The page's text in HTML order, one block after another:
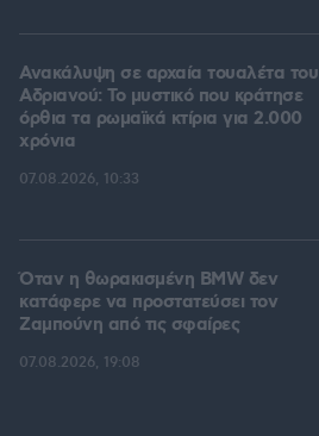
Ανακάλυψη σε αρχαία τουαλέτα του
Αδριανού: Το μυστικό που κράτησε
όρθια τα ρωμαϊκά κτίρια για 2.000
χρόνια
07.08.2026, 10:33
Όταν η θωρακισμένη BMW δεν
κατάφερε να προστατεύσει τον
Ζαμπούνη από τις σφαίρες
07.08.2026, 19:08